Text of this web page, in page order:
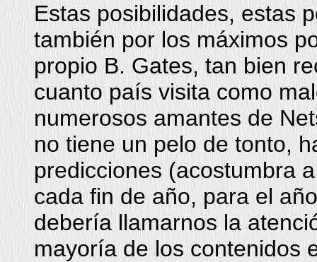
Estas posibilidades, estas
también por los máximos
propio B. Gates, tan bien
cuanto país visita como
numerosos amantes de
no tiene un pelo de tonto,
predicciones (acostumbra
cada fin de año, para el
debería llamarnos la
mayoría de los contenidos